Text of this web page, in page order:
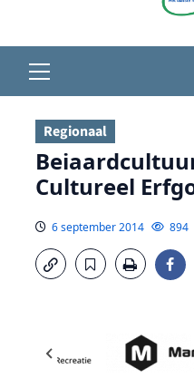
menu
Regionaal
Cultureel
6 september 2014 894